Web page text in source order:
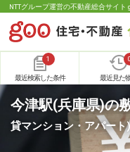
NTTグループ運営の不動産総合サイト
1
最近検索した条件
0
最近見た
今津駅(兵庫県)の
貸マンション・アパート)